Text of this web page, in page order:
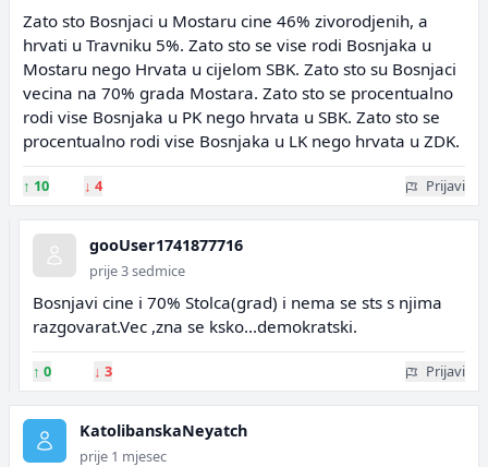
Zato sto Bosnjaci u Mostaru cine 46% zivorodjenih, a
hrvati u Travniku 5%. Zato sto se vise rodi Bosnjaka u
Mostaru nego Hrvata u cijelom SBK. Zato sto su Bosnjaci
vecina na 70% grada Mostara. Zato sto se procentualno
rodi vise Bosnjaka u PK nego hrvata u SBK. Zato sto se
procentualno rodi vise Bosnjaka u LK nego hrvata u ZDK.
↑ 10 ↓ 4 Prijavi
gooUser1741877716
prije 3 sedmice
Bosnjavi cine i 70% Stolca(grad) i nema se sts s njima
razgovarat.Vec ,zna se ksko...demokratski.
↑ 0 ↓ 3 Prijavi
KatolibanskaNeyatch
prije 1 mjesec